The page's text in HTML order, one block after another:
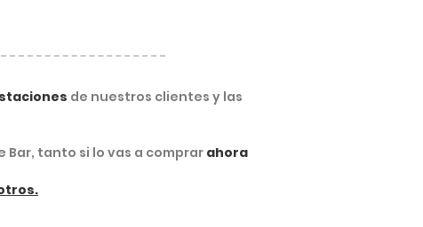
de nuestros clientes y las
Bar, tanto si lo vas a comprarahora